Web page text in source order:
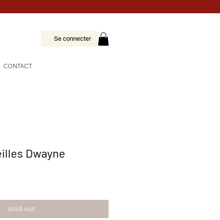
Se connecter
CONTACT
Dwayne
sold-out